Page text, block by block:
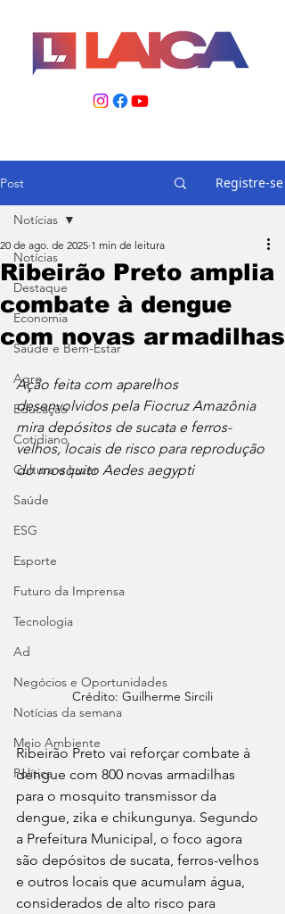
Post Registre-se
Notícias
Destaque
Economia
Saúde e Bem-Estar
Agro
Educação
Cotidiano
Cultura e Lazer
Saúde
ESG
Esporte
Futuro da Imprensa
Tecnologia
Ad
Negócios e Oportunidades
Notícias da semana
Meio Ambiente
Política
Notícias
Ribeirão Preto amplia
combate à dengue
com novas armadilhas
20 de ago. de 2025 1 min de leitura
Ação feita com aparelhos
desenvolvidos pela Fiocruz Amazônia
mira depósitos de sucata e ferros-
velhos, locais de risco para reprodução
do mosquito Aedes aegypti
Crédito: Guilherme Sircili
Ribeirão Preto vai reforçar combate à
dengue com 800 novas armadilhas
para o mosquito transmissor da
dengue, zika e chikungunya. Segundo
a Prefeitura Municipal, o foco agora
são depósitos de sucata, ferros-velhos
e outros locais que acumulam água,
considerados de alto risco para